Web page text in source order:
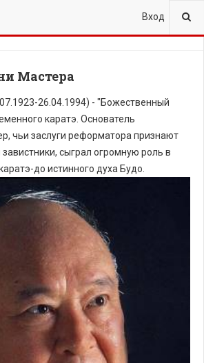
Вход
Мастера
26.04.1994) - "Божественный
каратэ. Основатель
чьи заслуги реформатора признают
сыграл огромную роль в
до истинного духа Будо.